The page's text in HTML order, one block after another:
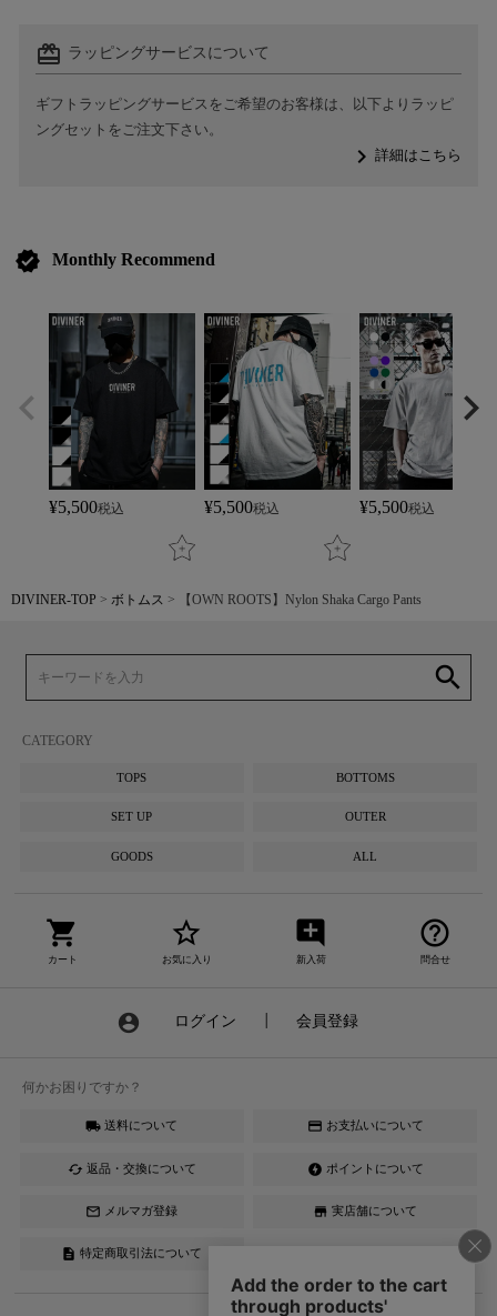
card_giftcard ラッピングサービスについて
ギフトラッピングサービスをご希望のお客様は、以下よりラッピ
ングセットをご注文下さい。
navigate_next詳細はこちら
verified Monthly Recommend
¥5,500税込 ¥5,500税込 ¥5,500税込
DIVINER-TOP ボトムス 【OWN ROOTS】Nylon Shaka Cargo Pants
search
CATEGORY
TOPS BOTTOMS
SET UP OUTER
GOODS ALL
shopping_cart
カート
star_border
お気に入り
add_comment
新入荷
help_outline
問合せ
account_circle ログイン 会員登録
何かお困りですか？
local_shipping 送料について credit_card お支払いについて
cached 返品・交換について offline_bolt ポイントについて
mail_outline メルマガ登録 store 実店舗について
description 特定商取引法について